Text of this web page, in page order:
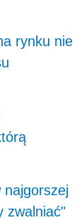
rynku nie
najgorszej
zwalniać"